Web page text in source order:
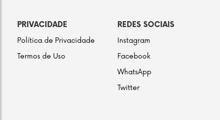
PRIVACIDADE
Política de Privacidade
Termos de Uso
REDES SOCIAIS
Instagram
Facebook
WhatsApp
Twitter